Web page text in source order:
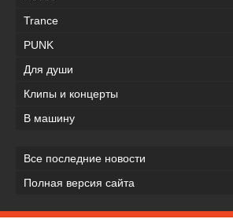
Trance
PUNK
Для души
Клипы и концерты
В машину
Все последние новости
Полная версия сайта